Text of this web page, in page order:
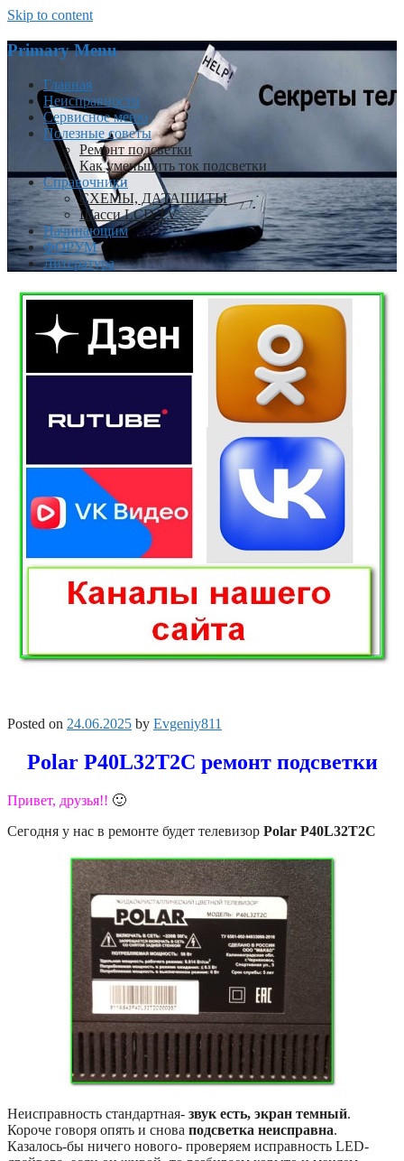
Skip to content
Primary Menu
Главная
Неисправности
Сервисное меню
Полезные советы
Ремонт подсветки
Как уменьшить ток подсветки
Справочники
СХЕМЫ, ДАТАШИТЫ
Шасси LCD TV
Начинающим
ФОРУМ
Литература
Posted on 24.06.2025 by Evgeniy811
Polar P40L32T2C ремонт подсветки
Привет, друзья!! 🙂
Сегодня у нас в ремонте будет телевизор Polar P40L32T2C
Неисправность стандартная- звук есть, экран темный.
Короче говоря опять и снова подсветка неисправна.
Казалось-бы ничего нового- проверяем исправность LED-